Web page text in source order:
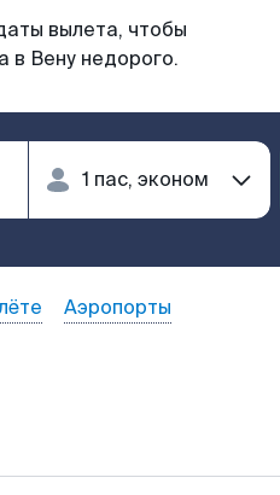
вылета, чтобы
в Вену недорого.
Аэропорты